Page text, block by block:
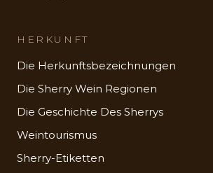
HERKUNFT
Die Herkunftsbezeichnungen
Die Sherry Wein Regionen
Die Geschichte Des Sherrys
Weintourismus
Sherry-Etiketten